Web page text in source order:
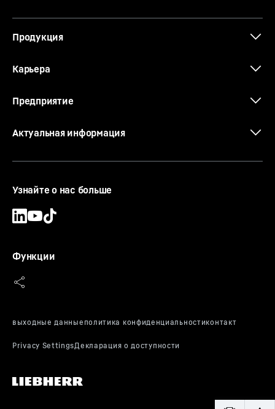
Продукция
Карьера
Предприятие
Актуальная информация
Узнайте о нас больше
Функции